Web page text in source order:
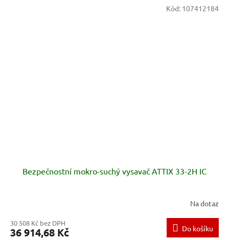
Bezpečnostní mokro-suchý vysavač ATTIX 33-2H IC
Na dotaz
30 508 Kč bez DPH
36 914,68 Kč Do košíku
Kód: 107412184